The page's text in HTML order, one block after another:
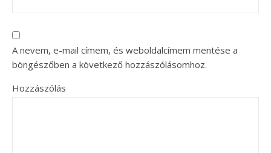
A nevem, e-mail címem, és weboldalcímem mentése a
böngészőben a következő hozzászólásomhoz.
Hozzászólás